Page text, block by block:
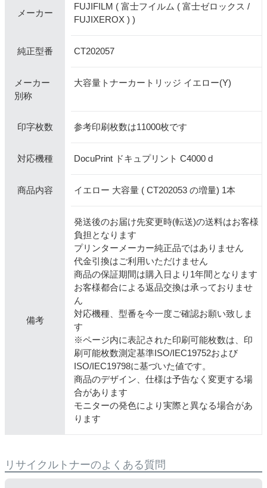
メーカー
FUJIFILM ( 富士フイルム ( 富士ゼロックス /
FUJIXEROX ) )
純正型番 CT202057
メーカー
別称
大容量トナーカートリッジ イエロー(Y)
印字枚数 参考印刷枚数は11000枚です
対応機種 DocuPrint ドキュプリント C4000 d
商品内容 イエロー 大容量 ( CT202053 の増量) 1本
備考
発送後のお届け先変更時(転送)の送料はお客様
負担となります
プリンターメーカー純正品ではありません
代金引換はご利用いただけません
商品の保証期間は購入日より1年間となります
お客様都合による返品交換は承っておりませ
ん
対応機種、型番を今一度ご確認お願い致しま
す
※ページ内に表記された印刷可能枚数は、印
刷可能枚数測定基準ISO/IEC19752および
ISO/IEC19798に基づいた値です。
商品のデザイン、仕様は予告なく変更する場
合があります
モニターの発色により実際と異なる場合があ
ります
リサイクルトナーのよくある質問